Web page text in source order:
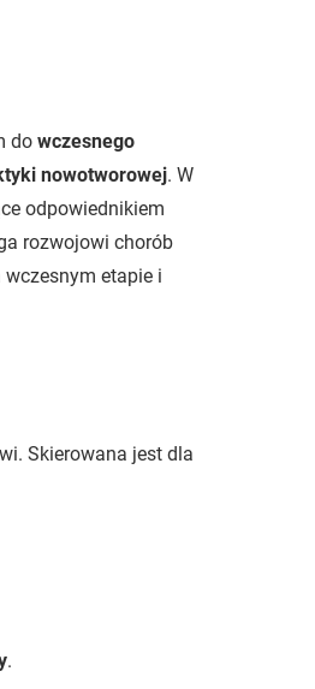
do wczesnego
nowotworowej. W
odpowiednikiem
rozwojowi chorób
etapie i
Skierowana jest dla
.